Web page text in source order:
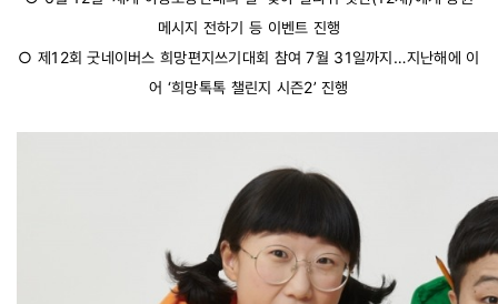
메시지 전하기 등 이벤트 진행
○ 제12회 굿네이버스 희망편지쓰기대회 참여 7월 31일까지…지난해에 이
어 ‘희망톡톡 챌린지 시즌2’ 진행